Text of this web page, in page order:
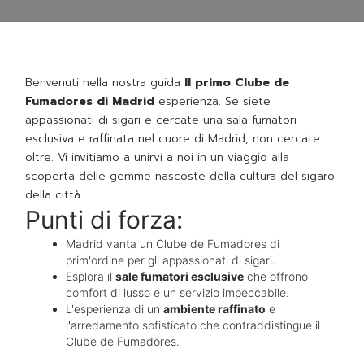
Benvenuti nella nostra guida Il primo Clube de
Fumadores di Madrid esperienza. Se siete
appassionati di sigari e cercate una sala fumatori
esclusiva e raffinata nel cuore di Madrid, non cercate
oltre. Vi invitiamo a unirvi a noi in un viaggio alla
scoperta delle gemme nascoste della cultura del sigaro
della città.
Punti di forza:
Madrid vanta un Clube de Fumadores di
prim'ordine per gli appassionati di sigari.
Esplora ilsale fumatori esclusive che offrono
comfort di lusso e un servizio impeccabile.
L'esperienza di unambiente raffinato e
l'arredamento sofisticato che contraddistingue il
Clube de Fumadores.